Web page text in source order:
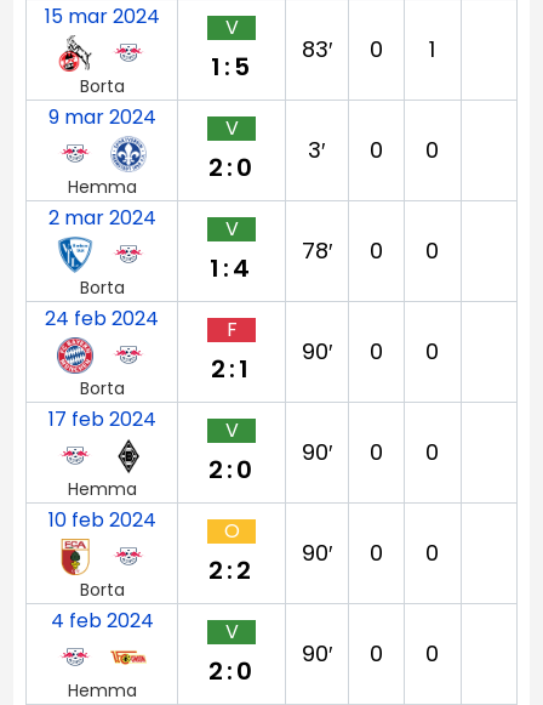
15 mar 2024
Borta
V
1:5
83′ 0 1
9 mar 2024
Hemma
V
2:0
3′ 0 0
2 mar 2024
Borta
V
1:4
78′ 0 0
24 feb 2024
Borta
F
2:1
90′ 0 0
17 feb 2024
Hemma
V
2:0
90′ 0 0
10 feb 2024
Borta
O
2:2
90′ 0 0
4 feb 2024
Hemma
V
2:0
90′ 0 0